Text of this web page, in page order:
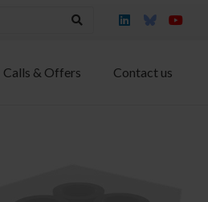
Calls & Offers Contact us